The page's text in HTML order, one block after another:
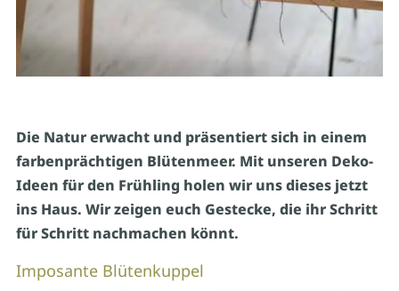
Die Natur erwacht und präsentiert sich in einem
farbenprächtigen Blütenmeer. Mit unseren Deko-
Ideen für den Frühling holen wir uns dieses jetzt
ins Haus. Wir zeigen euch Gestecke, die ihr Schritt
für Schritt nachmachen könnt.
Imposante Blütenkuppel